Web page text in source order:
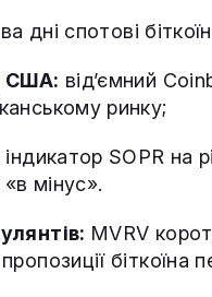
дні спотові
США: від’ємний
ринку;
індикатор SOPR на
мінус».
MVRV
біткоїна